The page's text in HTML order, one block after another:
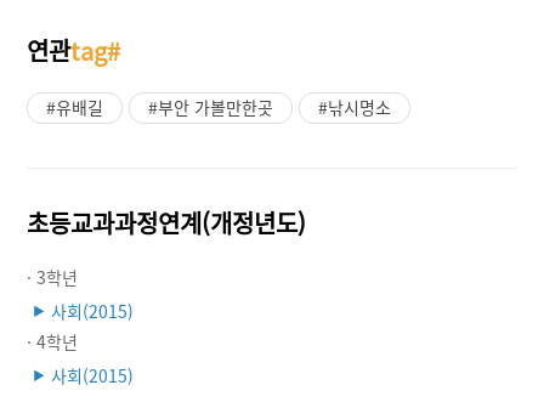
연관tag#
#유배길 #부안 가볼만한곳 #낚시명소
초등교과과정연계(개정년도)
· 3학년
▶ 사회(2015)
· 4학년
▶ 사회(2015)